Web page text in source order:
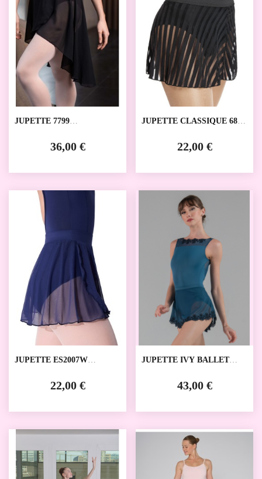
JUPETTE 7799
36,00 €
JUPETTE CLASSIQUE 68/C
22,00 €
JUPETTE ES2007W
22,00 €
JUPETTE IVY BALLET
43,00 €